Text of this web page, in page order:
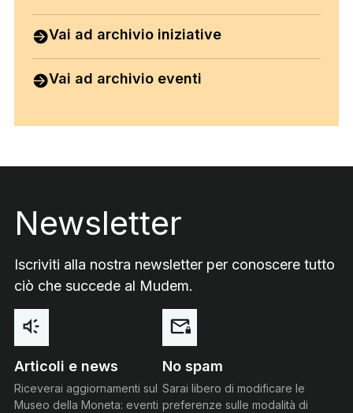
Vai ad archivio iniziative
Vai ad archivio eventi
Newsletter
Iscriviti alla nostra newsletter per conoscere tutto
ciò che succede al Mudem.
Articoli e news
Riceverai aggiornamenti sul
Museo della Moneta: eventi
No spam
Sarai libero di modificare le
preferenze sulle modalità di